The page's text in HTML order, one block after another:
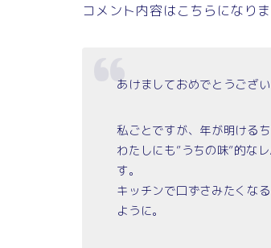
コメント内容はこちらになり
あけましておめでとうござい
私ごとですが、年が明ける
わたしにも”うちの味”的な
す。
キッチンで口ずさみたくな
ように。